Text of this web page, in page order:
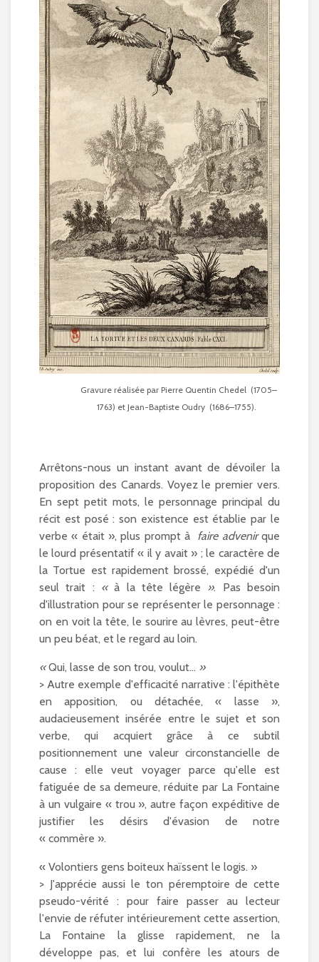
Gravure réalisée par Pierre Quentin Chedel (1705–
1763) et Jean-Baptiste Oudry (1686–1755).
Arrêtons-nous un instant avant de dévoiler la
proposition des Canards. Voyez le premier vers.
En sept petit mots, le personnage principal du
récit est posé : son existence est établie par le
verbe « était », plus prompt à faire advenirque
le lourd présentatif « il y avait » ; le caractère de
la Tortue est rapidement brossé, expédié d'un
seul trait : «à la tête légère ». Pas besoin
d'illustration pour se représenter le personnage :
on en voit la tête, le sourire au lèvres, peut-être
un peu béat, et le regard au loin.
«Qui, lasse de son trou, voulut... »
> Autre exemple d'efficacité narrative : l'épithète
en apposition, ou détachée, « lasse »,
audacieusement insérée entre le sujet et son
verbe, qui acquiert grâce à ce subtil
positionnement une valeur circonstancielle de
cause : elle veut voyager parce qu'elle est
fatiguée de sa demeure, réduite par La Fontaine
à un vulgaire « trou », autre façon expéditive de
justifier les désirs d'évasion de notre
« commère ».
« Volontiers gens boiteux haïssent le logis. »
> J'apprécie aussi le ton péremptoire de cette
pseudo-vérité : pour faire passer au lecteur
l'envie de réfuter intérieurement cette assertion,
La Fontaine la glisse rapidement, ne la
développe pas, et lui confère les atours de